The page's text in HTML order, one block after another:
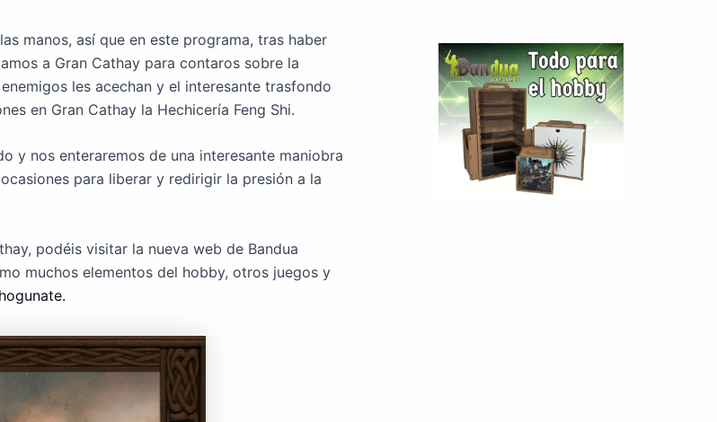
manos, así que en este programa, tras haber
a Gran Cathay para contaros sobre la
les acechan y el interesante trasfondo
en Gran Cathay la Hechicería Feng Shi.
y nos enteraremos de una interesante maniobra
para liberar y redirigir la presión a la
podéis visitar la nueva web de Bandua
muchos elementos del hobby, otros juegos y